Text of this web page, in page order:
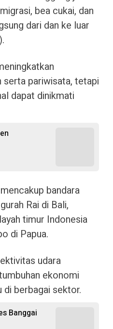
bea cukai, dan
dari dan ke luar
pariwisata, tetapi
dapat dinikmati
bandara
Rai di Bali,
timur Indonesia
di Papua.
udara
ekonomi
di berbagai sektor.
Banggai